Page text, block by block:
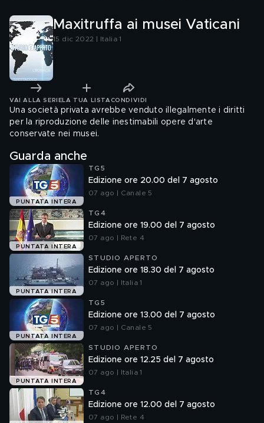
Maxitruffa ai musei Vaticani
15 dic 2022 | Italia 1
VAI ALLA SERIE LA TUA LISTA CONDIVIDI
Una società privata avrebbe venduto illegalmente i diritti
per la riproduzione delle inestimabili opere d'arte
conservate nei musei.
Guarda anche
PUNTATA INTERA
TG5
Edizione ore 20.00 del 7 agosto
07 ago | Canale 5
PUNTATA INTERA
TG4
Edizione ore 19.00 del 7 agosto
07 ago | Rete 4
PUNTATA INTERA
STUDIO APERTO
Edizione ore 18.30 del 7 agosto
07 ago | Italia 1
PUNTATA INTERA
TG5
Edizione ore 13.00 del 7 agosto
07 ago | Canale 5
PUNTATA INTERA
STUDIO APERTO
Edizione ore 12.25 del 7 agosto
07 ago | Italia 1
TG4
Edizione ore 12.00 del 7 agosto
07 ago | Rete 4